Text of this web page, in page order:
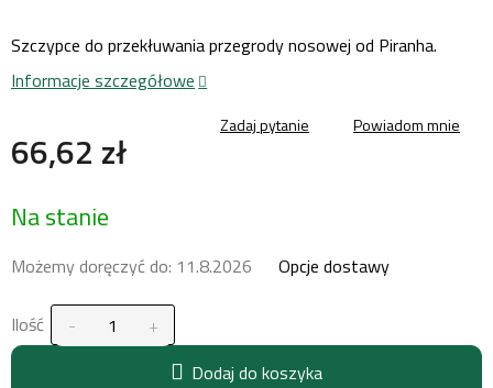
66,62 zł
jednostkowa:
Na stanie
Możemy doręczyć do: 11.8.2026 Opcje dostawy
Ilość
Dodaj do koszyka
Szczypce do przekłuwania przegrodynosowej od Piranha.
Informacje szczegółowe
Zadaj pytanie Powiadom mnie